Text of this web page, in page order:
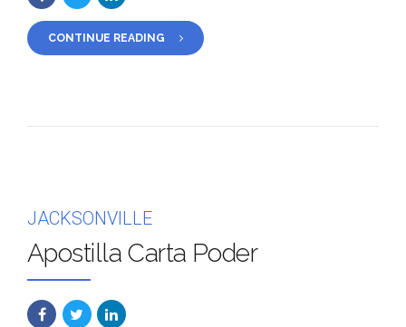
CONTINUE READING
JACKSONVILLE
Apostilla Carta Poder